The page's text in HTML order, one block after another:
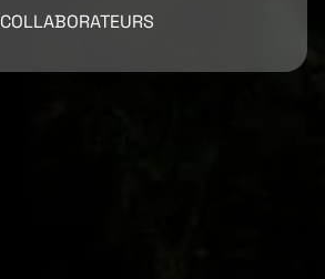
COLLABORATEURS